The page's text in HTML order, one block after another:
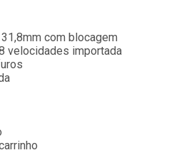
com blocagem
velocidades importada